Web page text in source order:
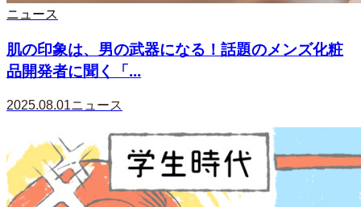
ニュース
肌の印象は、男の武器になる！話題のメンズ化粧
品開発者に聞く「...
2025.08.01ニュース